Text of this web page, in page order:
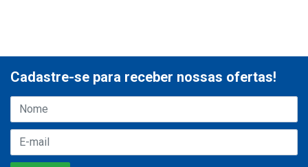
Cadastre-se para receber nossas ofertas!